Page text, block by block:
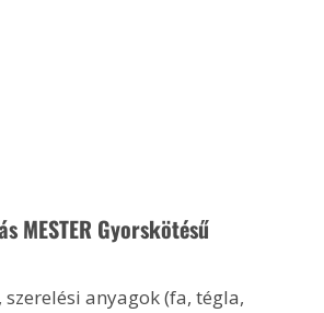
MESTER Gyorskötésű
anyagok (fa, tégla,